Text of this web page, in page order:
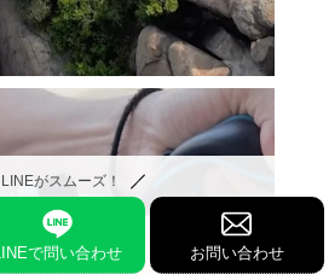
LINEがスムーズ！
LINEで問い合わせ お問い合わせ